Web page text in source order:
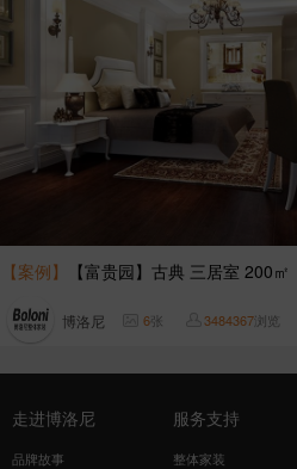
【案例】 【富贵园】古典 三居室 200㎡
博洛尼 6张 3484367浏览
走进博洛尼
品牌故事
服务支持
整体家装